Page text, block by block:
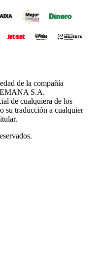
de la compañía
S.A.
de cualquiera de los
su traducción a cualquier